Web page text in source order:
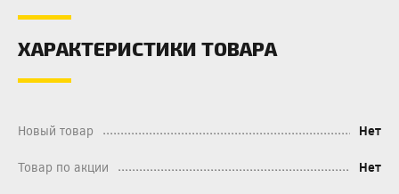
ХАРАКТЕРИСТИКИ ТОВАРА
Новый товар Нет
Товар по акции Нет